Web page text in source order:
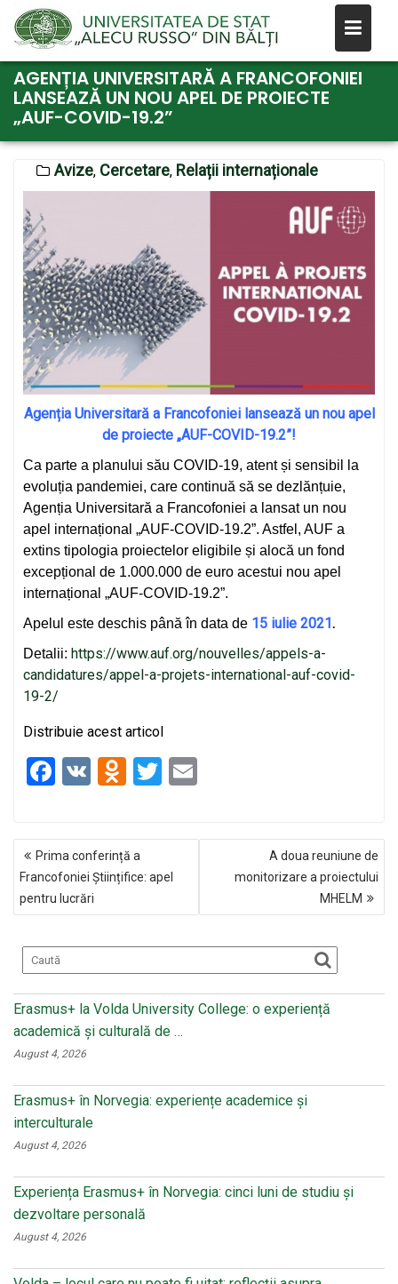
Skip
content
AGENȚIA UNIVERSITARĂ A FRANCOFONIEI
LANSEAZĂ UN NOU APEL DE PROIECTE
„AUF-COVID-19.2”
Avize, Cercetare, Relații internaționale
Agenția Universitară a Francofoniei lansează un nou apel
de proiecte „AUF-COVID-19.2”!
Ca parte a planului său COVID-19, atent și sensibil la
evoluția pandemiei, care continuă să se dezlănțuie,
Agenția Universitară a Francofoniei a lansat un nou
apel internațional „AUF-COVID-19.2”. Astfel, AUF a
extins tipologia proiectelor eligibile și alocă un fond
excepțional de 1.000.000 de euro acestui nou apel
internațional „AUF-COVID-19.2”.
Apelul este deschis până în data de 15 iulie 2021.
Detalii: https://www.auf.org/nouvelles/appels-a-
candidatures/appel-a-projets-international-auf-covid-
19-2/
Distribuie acest articol
F
b
o
o
k
V
O
o
kl
a
ss
ni
ki
T
NAVIGARE
ÎN
ARTICOLE
Prima conferință a
Francofoniei Științifice: apel
pentru lucrări
A doua reuniune de
monitorizare a proiectului
MHELM
Erasmus+ la Volda University College: o experiență
academică și culturală de …
August 4, 2026
Erasmus+ în Norvegia: experiențe academice și
interculturale
August 4, 2026
Experiența Erasmus+ în Norvegia: cinci luni de studiu și
dezvoltare personală
August 4, 2026